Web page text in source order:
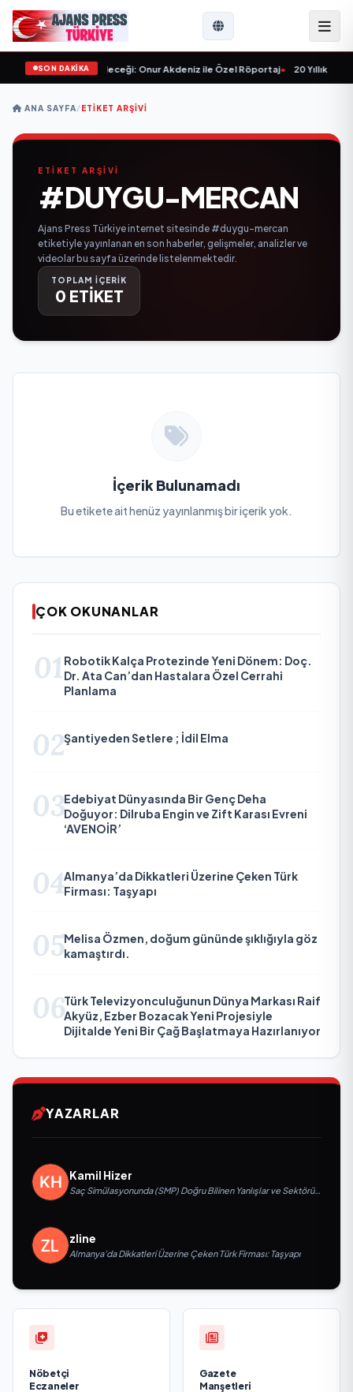
SON DAKİKA
ve Sektörün Geleceği: Onur Akdeniz ile Özel Röportaj• 20 Yıllık
ANA SAYFA/ETIKET ARŞIVI
ETİKET ARŞİVİ
#DUYGU-MERCAN
Ajans Press Türkiye internet sitesinde #duygu-mercan
etiketiyle yayınlanan en son haberler, gelişmeler, analizler ve
videolar bu sayfa üzerinde listelenmektedir.
TOPLAM İÇERİK
0 ETİKET
İçerik Bulunamadı
Bu etikete ait henüz yayınlanmış bir içerik yok.
ÇOK OKUNANLAR
01 Robotik Kalça Protezinde Yeni Dönem: Doç.
Dr. Ata Can’dan Hastalara Özel Cerrahi
Planlama
02Şantiyeden Setlere ; İdil Elma
03Edebiyat Dünyasında Bir Genç Deha
Doğuyor: Dilruba Engin ve Zift Karası Evreni
‘AVENOİR’
04Almanya’da Dikkatleri Üzerine Çeken Türk
Firması: Taşyapı
05Melisa Özmen, doğum gününde şıklığıyla göz
kamaştırdı.
06Türk Televizyonculuğunun Dünya Markası Raif
Akyüz, Ezber Bozacak Yeni Projesiyle
Dijitalde Yeni Bir Çağ Başlatmaya Hazırlanıyor
YAZARLAR
Kamil Hizer
Saç Simülasyonunda (SMP) Doğru Bilinen Yanlışlar ve Sektörün
zline
Almanya’da Dikkatleri Üzerine Çeken Türk Firması: Taşyapı
Nöbetçi
Eczaneler
Gazete
Manşetleri